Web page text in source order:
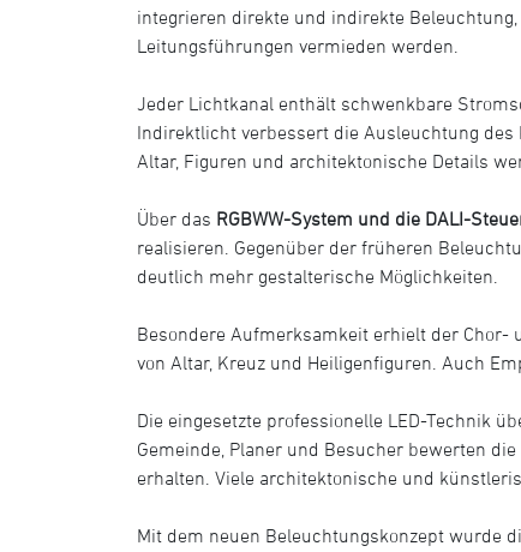
integrieren direkte und indirekte
Leitungsführungen vermieden werden.
Jeder Lichtkanal enthält schwenkbare
Indirektlicht verbessert die Ausleuchtung
Altar, Figuren und architektonische Details
Über das RGBWW-System und die DALI-
realisieren. Gegenüber der früheren
deutlich mehr gestalterische Möglichkeiten.
Besondere Aufmerksamkeit erhielt der
von Altar, Kreuz und Heiligenfiguren. Auch
Die eingesetzte professionelle LED-Technik
Gemeinde, Planer und Besucher bewerten
erhalten. Viele architektonische und
Mit dem neuen Beleuchtungskonzept wurde